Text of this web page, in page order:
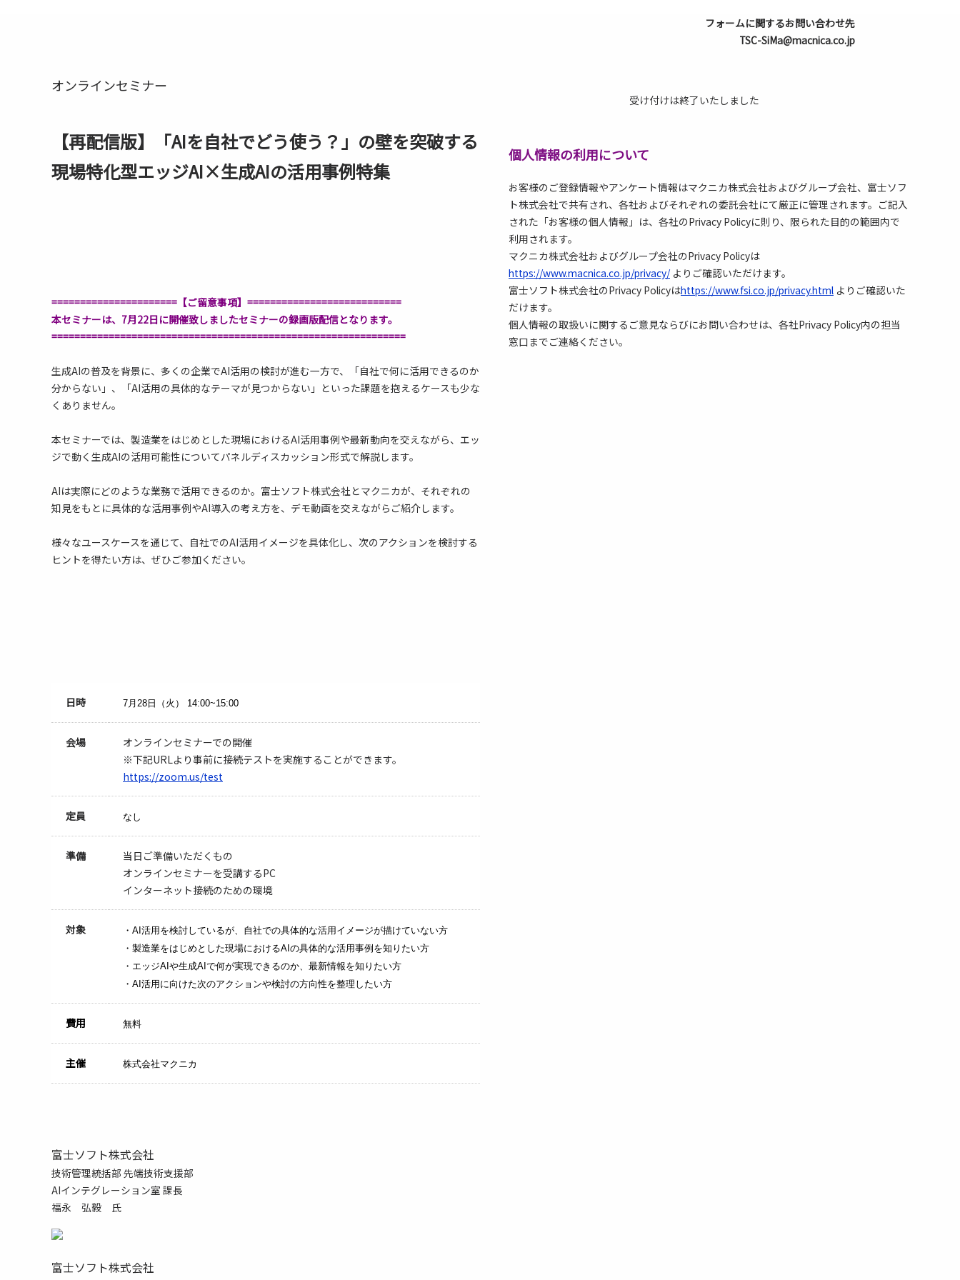
オンラインセミナー
【再配信版】「AIを自社でどう使う？」の壁を突破する
現場特化型エッジAI×生成AIの活用事例特集
======================【ご留意事項】===========================
本セミナーは、7月22日に開催致しましたセミナーの録画版配信となります。
==============================================================
生成AIの普及を背景に、多くの企業でAI活用の検討が進む一方で、「自社で何に活用できるのか
分からない」、「AI活用の具体的なテーマが見つからない」といった課題を抱えるケースも少な
くありません。
本セミナーでは、製造業をはじめとした現場におけるAI活用事例や最新動向を交えながら、エッ
ジで動く生成AIの活用可能性についてパネルディスカッション形式で解説します。
AIは実際にどのような業務で活用できるのか。富士ソフト株式会社とマクニカが、それぞれの
知見をもとに具体的な活用事例やAI導入の考え方を、デモ動画を交えながらご紹介します。
様々なユースケースを通じて、自社でのAI活用イメージを具体化し、次のアクションを検討する
ヒントを得たい方は、ぜひご参加ください。
日時 7月28日（火） 14:00~15:00
会場
オンラインセミナーでの開催
※下記URLより事前に接続テストを実施することができます。
https://zoom.us/test
定員 なし
準備
当日ご準備いただくもの
オンラインセミナーを受講するPC
インターネット接続のための環境
対象
・AI活用を検討しているが、自社での具体的な活用イメージが描けていない方
・製造業をはじめとした現場におけるAIの具体的な活用事例を知りたい方
・エッジAIや生成AIで何が実現できるのか、最新情報を知りたい方
・AI活用に向けた次のアクションや検討の方向性を整理したい方
費用 無料
主催 株式会社マクニカ
富士ソフト株式会社
技術管理統括部 先端技術支援部
AIインテグレーション室 課長
福永 弘毅 氏
富士ソフト株式会社
フォームに関するお問い合わせ先
TSC-SiMa@macnica.co.jp
受け付けは終了いたしました
個人情報の利用について
お客様のご登録情報やアンケート情報はマクニカ株式会社およびグループ会社、富士ソフ
ト株式会社で共有され、各社およびそれぞれの委託会社にて厳正に管理されます。ご記入
された「お客様の個人情報」は、各社のPrivacy Policyに則り、限られた目的の範囲内で
利用されます。
マクニカ株式会社およびグループ会社のPrivacy Policyは
https://www.macnica.co.jp/privacy/ よりご確認いただけます。
富士ソフト株式会社のPrivacy Policyはhttps://www.fsi.co.jp/privacy.html よりご確認いた
だけます。
個人情報の取扱いに関するご意見ならびにお問い合わせは、各社Privacy Policy内の担当
窓口までご連絡ください。